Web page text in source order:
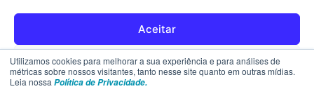
Utilizamos cookies para melhorar a sua experiência e para análises de
métricas sobre nossos visitantes, tanto nesse site quanto em outras mídias.
Leia nossa Política de Privacidade.
Aceitar
Rejeitar
Política de Privacidade
Contato